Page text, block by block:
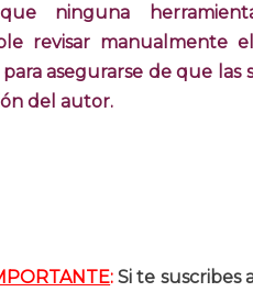
que ninguna
revisar manualmente
asegurarse de que
del autor.
:Si te suscribes